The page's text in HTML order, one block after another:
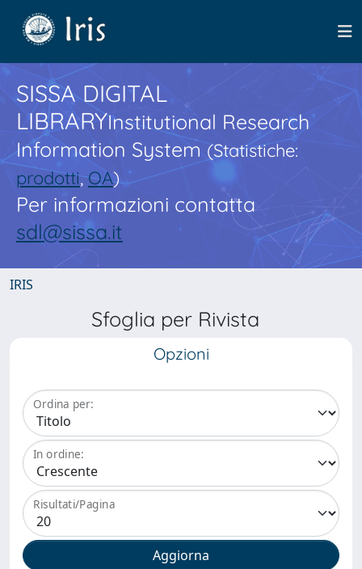
SISSA DIGITAL
LIBRARYInstitutional Research
Information System(Statistiche:
prodotti,OA)
Per informazioni contatta
sdl@sissa.it
IRIS
Sfoglia per Rivista
Opzioni
Ordina per:
In ordine:
Risultati/Pagina